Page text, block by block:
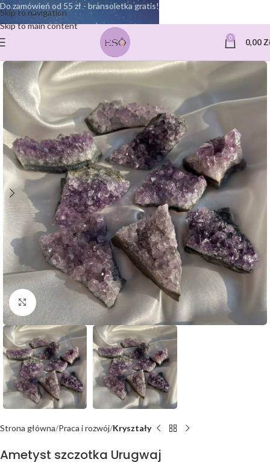
Skip to navigation
Skip to main content
0 0,00
Click to enlarge
Strona główna Praca i rozwój Kryształy
Ametyst szczotka Urugwaj
Do zamówień od 55 zł - bransoletka gratis!